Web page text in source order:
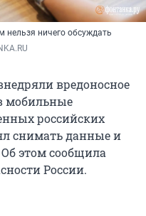
ничего обсуждать
вредоносное
мобильные
российских
снимать данные и
этом сообщила
России.